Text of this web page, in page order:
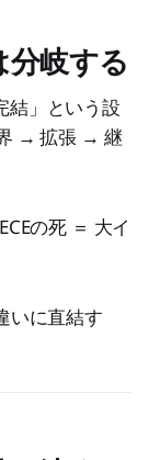
岐する
結」という設
→ 拡張 → 継
の死 ＝ 大イ
いに直結す